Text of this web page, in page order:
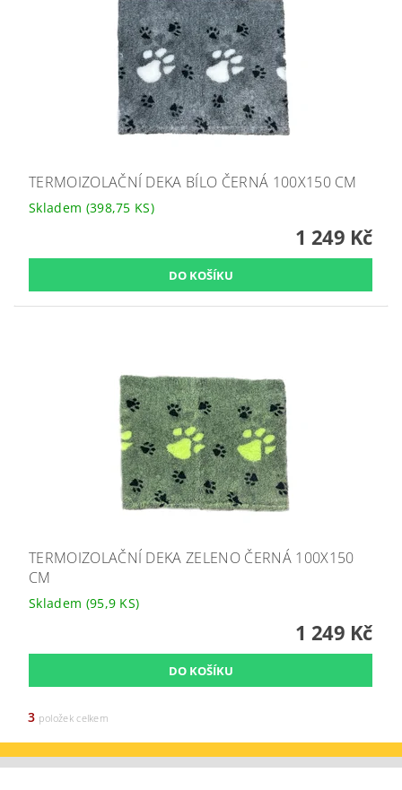
TERMOIZOLAČNÍ DEKA BÍLO ČERNÁ 100X150 CM
Skladem (398,75 KS)
1 249 Kč
TERMOIZOLAČNÍ DEKA ZELENO ČERNÁ 100X150
CM
Skladem (95,9 KS)
1 249 Kč
3 položek celkem